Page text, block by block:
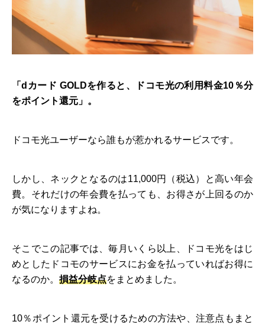
「dカード GOLDを作ると、ドコモ光の利用料金10％分
をポイント還元」。
ドコモ光ユーザーなら誰もが惹かれるサービスです。
しかし、ネックとなるのは11,000円（税込）と高い年会
費。それだけの年会費を払っても、お得さが上回るのか
が気になりますよね。
そこでこの記事では、毎月いくら以上、ドコモ光をはじ
めとしたドコモのサービスにお金を払っていればお得に
なるのか。 損益分岐点をまとめました。
10％ポイント還元を受けるための方法や、注意点もまと